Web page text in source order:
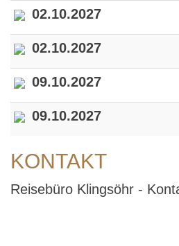
02.10.2027
02.10.2027
09.10.2027
09.10.2027
KONTAKT
Reisebüro Klingsöhr -